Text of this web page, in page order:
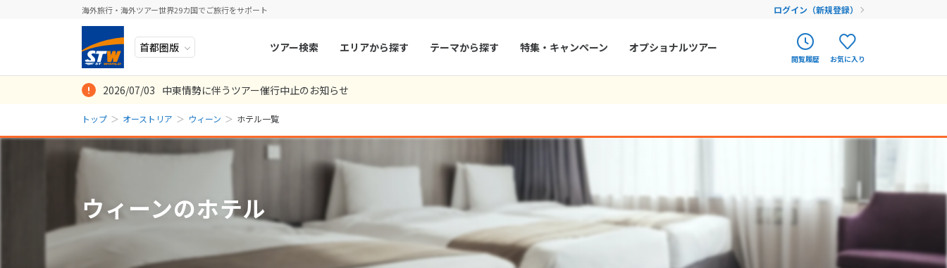
海外旅行・海外ツアー世界29カ国でご旅行をサポート ログイン（新規登録）
ツアー検索 エリアから探す
ヨーロッパ
中近東・トルコ
アフリカ
ロシア・中央アジア
イタリア
ドイツ
ベルギー
イギリス
オーストリア
スロヴァキア アイスランド
フィンランド
スウェーデン
デンマーク
エストニア
リトアニア ギリシャ
クロアチア
テーマから探す
人気のテーマ
お得な旅
誰と行く？
秋旅
年末年始
特集・キャンペーン オプショナルツアー
閲覧履歴 お気に入り
2026/07/03 中東情勢に伴うツアー催行中止のお知らせ
トップ オーストリア ウィーン ホテル一覧
ウィーンのホテル